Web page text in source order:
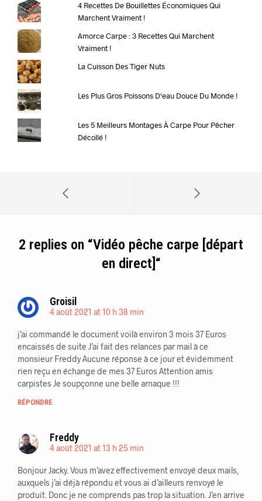
4 Recettes De Bouillettes Économiques Qui
Marchent Vraiment !
Amorce Carpe : 3 Recettes Qui Marchent
Vraiment !
La Cuisson Des Tiger Nuts
Les Plus Gros Poissons D'eau Douce Du Monde !
Les 5 Meilleurs Montages À Carpe Pour Pêcher
Décollé !
2 replies on “Vidéo pêche carpe [départ
en direct]“
Groisil
4 août 2021 at 10 h 38 min
j’ai commandé le document voilà environ 3 mois 37 Euros
encaissés de suite J’ai fait des relances par mail à ce
monsieur Freddy Aucune réponse à ce jour et évidemment
rien reçu en échange de mes 37 Euros Attention amis
carpistes Je soupçonne une belle arnaque !!!
RÉPONDRE
Freddy
4 août 2021 at 13 h 25 min
Bonjour Jacky. Vous m’avez effectivement envoyé deux mails,
auxquels j’ai déjà répondu et vous ai d’ailleurs renvoyé le
produit. Donc je ne comprends pas trop la situation. J’en arrive